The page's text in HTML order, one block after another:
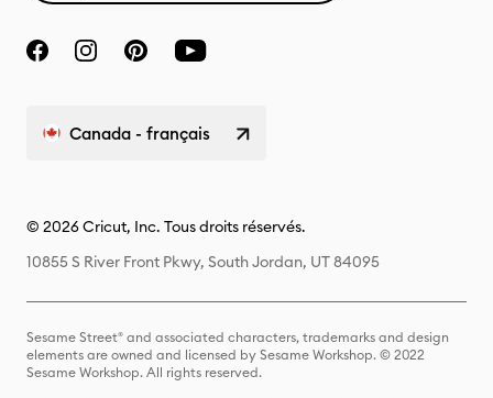
Canada - français
© 2026 Cricut, Inc. Tous droits réservés.
10855 S River Front Pkwy, South Jordan, UT 84095
Sesame Street® and associated characters, trademarks and design
elements are owned and licensed by Sesame Workshop. © 2022
Sesame Workshop. All rights reserved.